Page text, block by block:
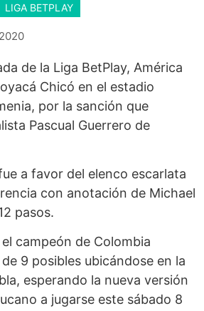
LIGA BETPLAY
de la Liga BetPlay, América
Chicó en el estadio
por la sanción que
Pascual Guerrero de
a favor del elenco escarlata
con anotación de Michael
pasos.
campeón de Colombia
9 posibles ubicándose en la
esperando la nueva versión
a jugarse este sábado 8